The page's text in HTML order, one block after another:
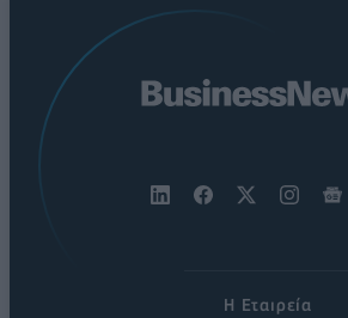
Η Εταιρεία